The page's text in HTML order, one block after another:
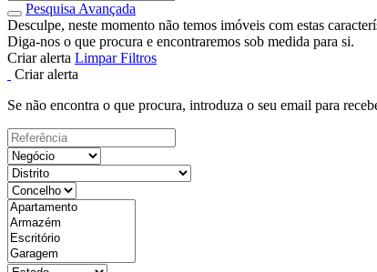
Pesquisa Avançada
Desculpe, neste momento não temos imóveis com estas
Diga-nos o que procura e encontraremos sob medida para si.
Criar alerta Limpar Filtros
Criar alerta
Se não encontra o que procura, introduza o seu email para